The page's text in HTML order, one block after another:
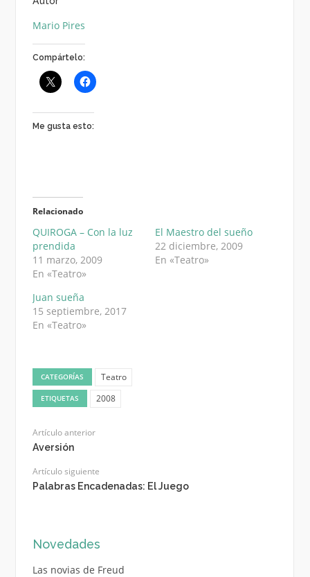
Mario Pires
Compártelo:
Me gusta esto:
Relacionado
QUIROGA – Con la luz
prendida
11 marzo, 2009
En «Teatro»
El Maestro del sueño
22 diciembre, 2009
En «Teatro»
Juan sueña
15 septiembre, 2017
En «Teatro»
CATEGORÍAS Teatro
ETIQUETAS 2008
Artículo anterior
Aversión
Artículo siguiente
Palabras Encadenadas: El Juego
Novedades
Las novias de Freud